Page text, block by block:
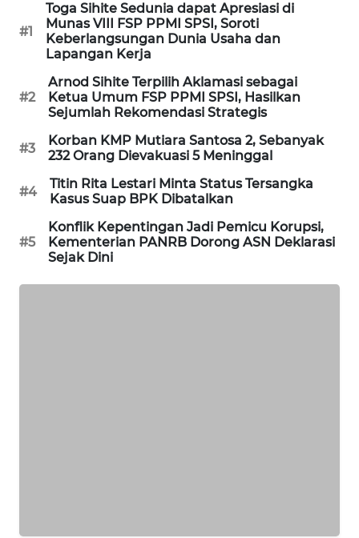
#1
Toga Sihite Sedunia dapat Apresiasi di
Munas VIII FSP PPMI SPSI, Soroti
Keberlangsungan Dunia Usaha dan
Lapangan Kerja
#2
Arnod Sihite Terpilih Aklamasi sebagai
Ketua Umum FSP PPMI SPSI, Hasilkan
Sejumlah Rekomendasi Strategis
#3
Korban KMP Mutiara Santosa 2, Sebanyak
232 Orang Dievakuasi 5 Meninggal
#4
Titin Rita Lestari Minta Status Tersangka
Kasus Suap BPK Dibatalkan
#5
Konflik Kepentingan Jadi Pemicu Korupsi,
Kementerian PANRB Dorong ASN Deklarasi
Sejak Dini
CILEUNGSI
NEWS
BERKAT
NEWS
BERAMPU
NEWS
ANUGERAH
NEWS
AKHLAK
ID